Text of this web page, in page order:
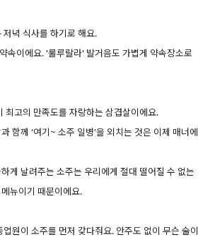
녁 식사를 하기로 해요.
속이에요. '룰루랄라' 발거음도 가볍게 약속장소로
최고의 만족도를 자랑하는 삼겹살이에요.
함께 ‘여기~ 소주 일병’을 외치는 것은 이제 매너에
게 날려주는 소주는 우리에게 절대 떨어질 수 없는
메뉴이기 때문이에요.
원이 소주를 먼저 갖다줘요. 안주도 없이 무슨 술이